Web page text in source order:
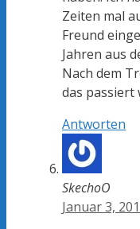
Zeiten mal
Freund
Jahren aus
Nach dem
das passiert
Antworten
SkechoO
Januar 3,